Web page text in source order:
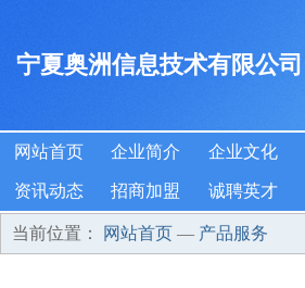
宁夏奥洲信息技术有限公司
网站首页 企业简介 企业文化
资讯动态 招商加盟 诚聘英才
当前位置： 网站首页 — 产品服务